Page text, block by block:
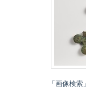
「画像検